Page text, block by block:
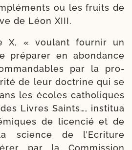
ou les fruits de
de Léon XIII.
X, « vou­lant four­nir un
pré­pa­rer en abon­dance
par la pro­
de leur doc­trine qui se
les écoles catho­liques
Livres Saints…, ins­ti­tua
de licen­cié et de
science de
l’Ecriture
par la Commission